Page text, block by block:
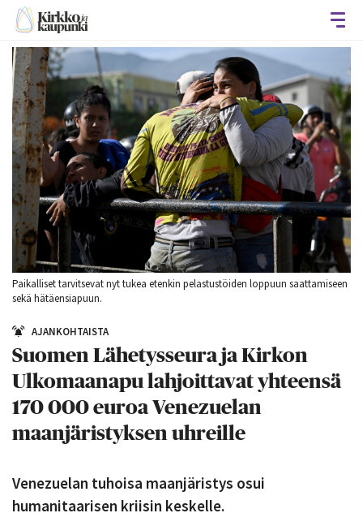
Paikalliset tarvitsevat nyt tukea etenkin pelastustöiden loppuun saattamiseen
sekä hätäensiapuun.
AJANKOHTAISTA
Suomen Lähetysseura ja Kirkon
Ulkomaanapu lahjoittavat yhteensä
170 000 euroa Venezuelan
maanjäristyksen uhreille
Venezuelan tuhoisa maanjäristys osui
humanitaarisen kriisin keskelle.